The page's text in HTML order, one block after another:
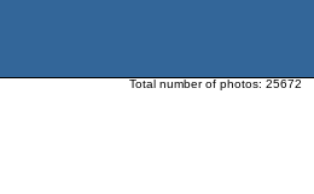
Total number of photos: 25672